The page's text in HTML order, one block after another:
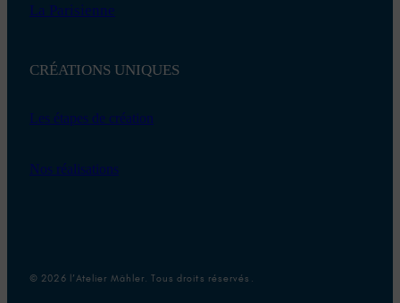
La Parisienne
CRÉATIONS UNIQUES
Les étapes de création
Nos réalisations
© 2026 l’Atelier Mähler. Tous droits réservés.